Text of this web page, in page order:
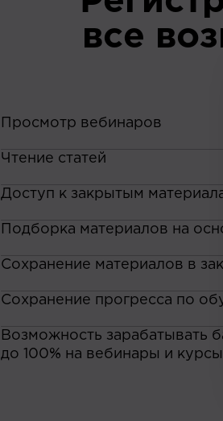
все
Просмотр вебинаров
Чтение статей
Доступ к закрытым
Подборка материалов на
Сохранение материалов в
Сохранение прогресса по
Возможность зарабатывать
до 100% на вебинары и курсы